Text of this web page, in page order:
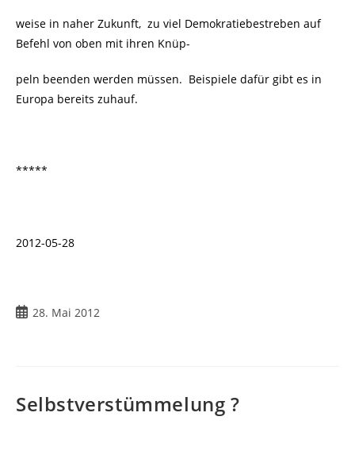
weise in naher Zukunft, zu viel Demokratiebestreben auf
Befehl von oben mit ihren Knüp-
peln beenden werden müssen. Beispiele dafür gibt es in
Europa bereits zuhauf.
*****
2012-05-28
Beitrag
28. Mai 2012
Selbstverstümmelung ?